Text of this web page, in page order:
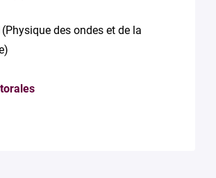
(Physique des ondes et de la